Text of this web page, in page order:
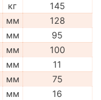
кг
145
мм
128
мм
95
мм
100
мм
11
мм
75
мм
16